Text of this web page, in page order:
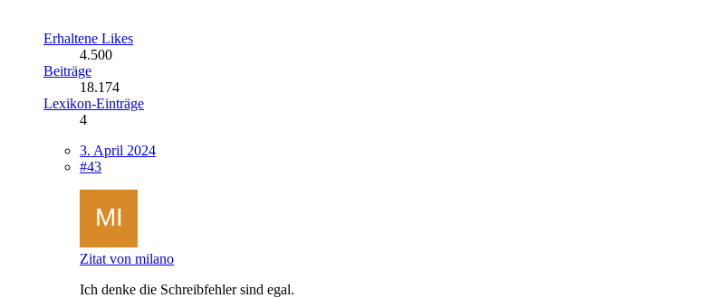
Erhaltene Likes
4.500
Beiträge
18.174
Lexikon-Einträge
4
3. April 2024
#43
Zitat von milano
Ich denke die Schreibfehler sind egal.